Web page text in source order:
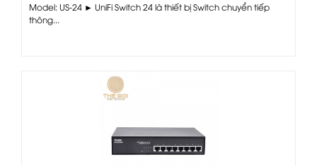
Model: US-24 ► UniFi Switch 24 là thiết bị Switch chuyển tiếp
thông...